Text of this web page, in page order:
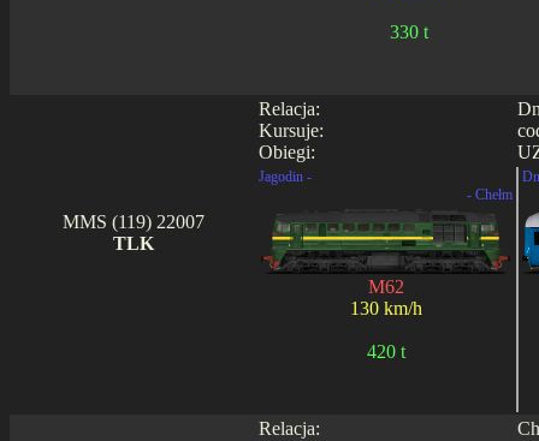
330 t
Relacja:
Kursuje:
Obiegi:
MMS (119) 22007
TLK
Jagodin -
- Chełm
M62
130 km/h
420 t
Relacja: